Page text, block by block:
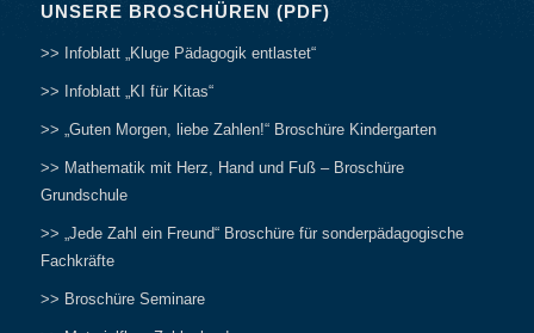
UNSERE BROSCHÜREN (PDF)
>> Infoblatt „Kluge Pädagogik entlastet“
>> Infoblatt „KI für Kitas“
>> „Guten Morgen, liebe Zahlen!“ Broschüre Kindergarten
>> Mathematik mit Herz, Hand und Fuß – Broschüre
Grundschule
>> „Jede Zahl ein Freund“ Broschüre für sonderpädagogische
Fachkräfte
>> Broschüre Seminare